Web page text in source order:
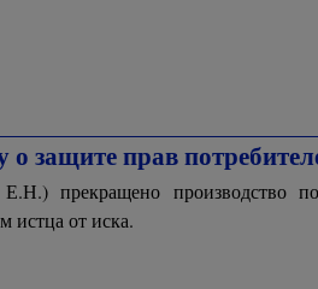
защите прав
Е.Н.) прекращено
истца от иска.